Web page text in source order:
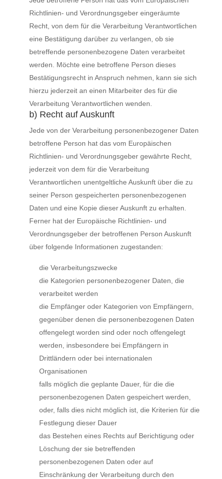
Richtlinien- und Verordnungsgeber eingeräumte
Recht, von dem für die Verarbeitung Verantwortlichen
eine Bestätigung darüber zu verlangen, ob sie
betreffende personenbezogene Daten verarbeitet
werden. Möchte eine betroffene Person dieses
Bestätigungsrecht in Anspruch nehmen, kann sie sich
hierzu jederzeit an einen Mitarbeiter des für die
Verarbeitung Verantwortlichen wenden.
b) Recht auf Auskunft
Jede von der Verarbeitung personenbezogener Daten
betroffene Person hat das vom Europäischen
Richtlinien- und Verordnungsgeber gewährte Recht,
jederzeit von dem für die Verarbeitung
Verantwortlichen unentgeltliche Auskunft über die zu
seiner Person gespeicherten personenbezogenen
Daten und eine Kopie dieser Auskunft zu erhalten.
Ferner hat der Europäische Richtlinien- und
Verordnungsgeber der betroffenen Person Auskunft
über folgende Informationen zugestanden:
die Verarbeitungszwecke
die Kategorien personenbezogener Daten, die
verarbeitet werden
die Empfänger oder Kategorien von Empfängern,
gegenüber denen die personenbezogenen Daten
offengelegt worden sind oder noch offengelegt
werden, insbesondere bei Empfängern in
Drittländern oder bei internationalen
Organisationen
falls möglich die geplante Dauer, für die die
personenbezogenen Daten gespeichert werden,
oder, falls dies nicht möglich ist, die Kriterien für die
Festlegung dieser Dauer
das Bestehen eines Rechts auf Berichtigung oder
Löschung der sie betreffenden
personenbezogenen Daten oder auf
Einschränkung der Verarbeitung durch den